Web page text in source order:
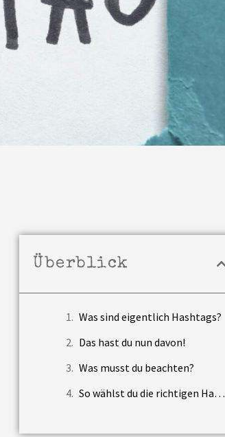
Überblick
Was sind eigentlich Hashtags?
Das hast du nun davon!
Was musst du beachten?
So wählst du die richtigen Hashtags aus